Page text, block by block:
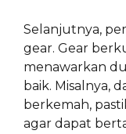
Selanjutnya,
gear. Gear
menawarkan
baik. Misalnya,
berkemah,
agar dapat